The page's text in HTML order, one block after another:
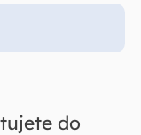
do